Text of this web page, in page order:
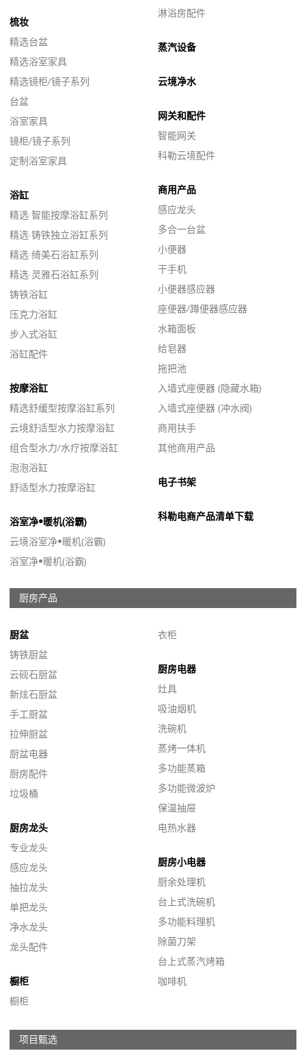
梳妆
精选台盆
精选浴室家具
精选镜柜/镜子系列
台盆
浴室家具
镜柜/镜子系列
定制浴室家具
浴缸
精选·智能按摩浴缸系列
精选·铸铁独立浴缸系列
精选·绮美石浴缸系列
精选·灵雅石浴缸系列
铸铁浴缸
压克力浴缸
步入式浴缸
浴缸配件
按摩浴缸
精选舒缓型按摩浴缸系列
云境舒适型水力按摩浴缸
组合型水力/水疗按摩浴缸
泡泡浴缸
舒适型水力按摩浴缸
浴室净•暖机(浴霸)
云境浴室净•暖机(浴霸)
浴室净•暖机(浴霸)
淋浴房配件
蒸汽设备
云境净水
网关和配件
智能网关
科勒云境配件
商用产品
感应龙头
多合一台盆
小便器
干手机
小便器感应器
座便器/蹲便器感应器
水箱面板
给皂器
拖把池
入墙式座便器 (隐藏水箱)
入墙式座便器 (冲水阀)
商用扶手
其他商用产品
电子书架
科勒电商产品清单下载
厨房产品
厨盆
铸铁厨盆
云砚石厨盆
新炫石厨盆
手工厨盆
拉伸厨盆
厨盆电器
厨房配件
垃圾桶
厨房龙头
专业龙头
感应龙头
抽拉龙头
单把龙头
净水龙头
龙头配件
橱柜
橱柜
衣柜
厨房电器
灶具
吸油烟机
洗碗机
蒸烤一体机
多功能蒸箱
多功能微波炉
保温抽屉
电热水器
厨房小电器
厨余处理机
台上式洗碗机
多功能料理机
除菌刀架
台上式蒸汽烤箱
咖啡机
项目甄选